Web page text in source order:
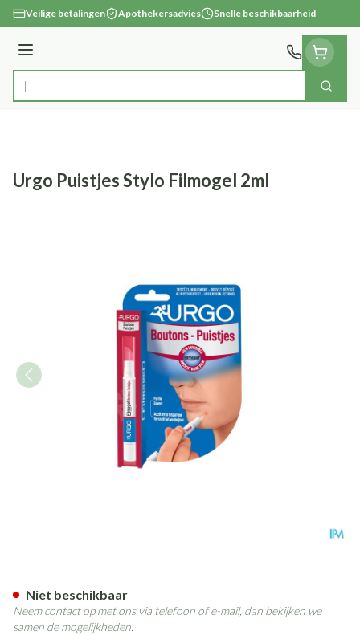
Ga naar de inhoud
Veilige betalingen Apothekersadvies Snelle beschikbaarheid
Menu
Product, merk, categorie... Zoek
Urgo Puistjes Stylo Filmogel 2ml
Niet beschikbaar
Neem contact op met ons via telefoon of e-mail, dan bekijken we
samen de mogelijkheden.